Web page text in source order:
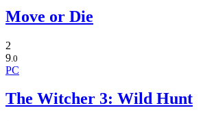
Move or Die
2
9 .0
PC
The Witcher 3: Wild Hunt